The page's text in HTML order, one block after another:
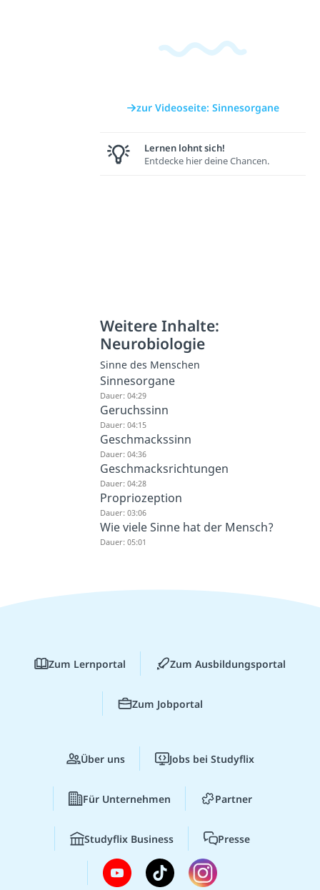
zur Videoseite: Sinnesorgane
Lernen lohnt sich!
Entdecke hier deine Chancen.
Weitere Inhalte:
Neurobiologie
Sinne des Menschen
Sinnesorgane
Dauer: 04:29
Geruchssinn
Dauer: 04:15
Geschmackssinn
Dauer: 04:36
Geschmacksrichtungen
Dauer: 04:28
Propriozeption
Dauer: 03:06
Wie viele Sinne hat der Mensch?
Dauer: 05:01
Zum Lernportal Zum Ausbildungsportal
Zum Jobportal
Über uns Jobs bei Studyflix
Für Unternehmen Partner
Studyflix Business Presse